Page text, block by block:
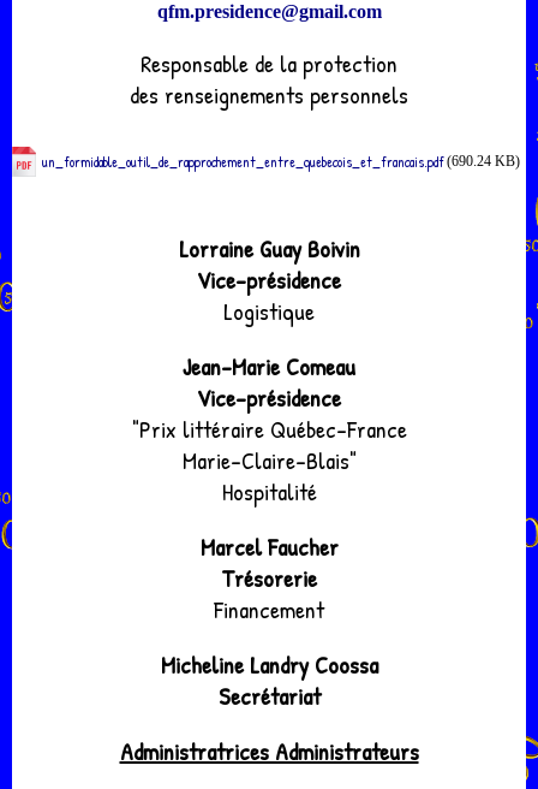
qfm.presidence@gmail.com
Responsable de la protection
des renseignements personnels
un_formidable_outil_de_rapprochement_entre_quebecois_et_francais.pdf(690.24 KB)
Lorraine Guay Boivin
Vice-présidence
Logistique
Jean-Marie Comeau
Vice-présidence
"Prix littéraire Québec-France
Marie-Claire-Blais"
Hospitalité
Marcel Faucher
Trésorerie
Financement
Micheline Landry Coossa
Secrétariat
Administratrices Administrateurs